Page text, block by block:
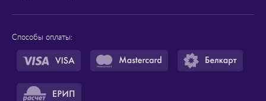
Способы оплаты: